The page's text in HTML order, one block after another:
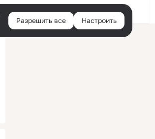
Войти
Разрешить все Настроить